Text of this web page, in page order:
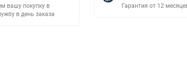
вашу покупку в
в день заказа
Гарантия от 12